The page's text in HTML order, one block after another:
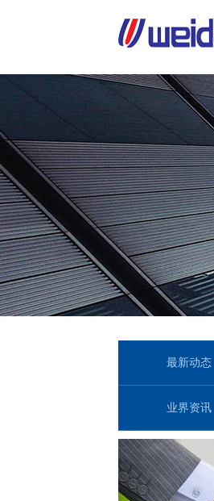
最新动态
业界资讯